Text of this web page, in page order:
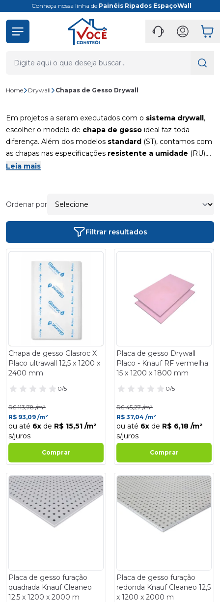
Conheça nossa linha dePainéis Ripados EspaçoWall
Home Drywall Chapas de Gesso Drywall
Em projetos a serem executados com o sistema drywall,
escolher o modelo de chapa de gesso ideal faz toda
diferença. Além dos modelos standard (ST), contamos com
as chapas nas especificações resistente a umidade (RU),
resistente ao fogo
forros acústicos. As chapas de gesso para drywall também
fundamental na hora de planejar sua obra. Desta forma, você
economiza ainda mais comprando medidas que otimizem a
instalação.
Leia mais
Ordenar por
Filtrar resultados
- 18%
Chapa de gesso Glasroc X
Placo ultrawall 12,5 x 1200 x
2400 mm
0/5
R$ 113,78 /m²
R$ 93,09 /m²
ou até 6x de R$ 15,51 /m²
s/juros
Comprar
Placa de gesso Drywall
Placo - Knauf RF vermelha
15 x 1200 x 1800 mm
0/5
R$ 45,27 /m²
R$ 37,04 /m²
ou até 6x de R$ 6,18 /m²
s/juros
Comprar
- 18%
Placa de gesso furação
quadrada Knauf Cleaneo
12,5 x 1200 x 2000 m
- 18%
Placa de gesso furação
redonda Knauf Cleaneo 12,5
x 1200 x 2000 m